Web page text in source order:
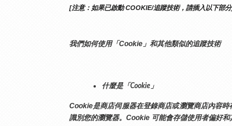
[注意：如果已啟動 COOKIE/追蹤技術，請插入以下部
我們如何使用「Cookie」和其他類似的追蹤技術
什麼是「Cookie」
Cookie是商店伺服器在登錄商店或瀏覽商店內容
識別您的瀏覽器。Cookie 可能會存儲使用者偏好和